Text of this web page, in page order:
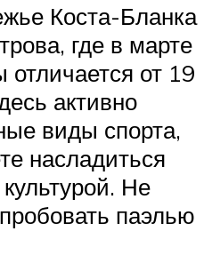
Коста-Бланка
где в марте
от 19
активно
виды спорта,
насладиться
Не
паэлью